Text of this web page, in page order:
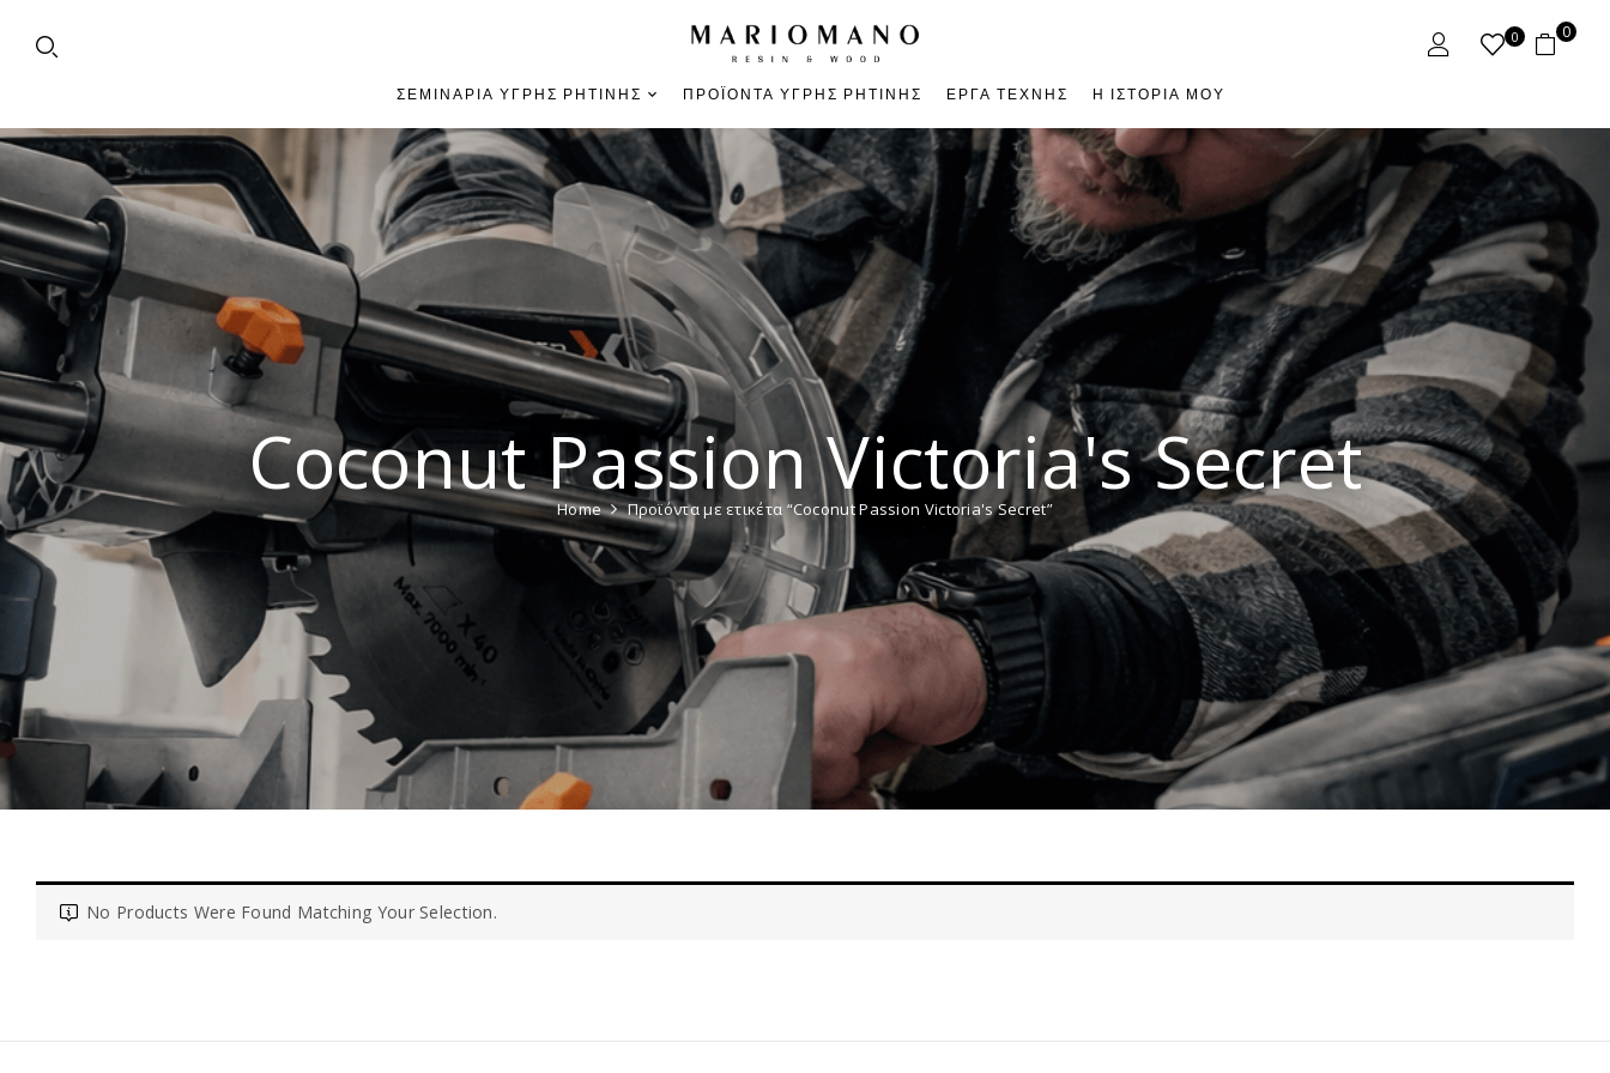
0 0
ΣΕΜΙΝΆΡΙΑ ΥΓΡΉΣ ΡΗΤΊΝΗΣ ΠΡΟΪΌΝΤΑ ΥΓΡΉΣ ΡΗΤΊΝΗΣ ΈΡΓΑ ΤΈΧΝΗΣ Η ΙΣΤΟΡΊΑ ΜΟΥ
Coconut Passion Victoria's Secret
Home Προϊόντα με ετικέτα “Coconut Passion Victoria's Secret”
No Products Were Found Matching Your Selection.